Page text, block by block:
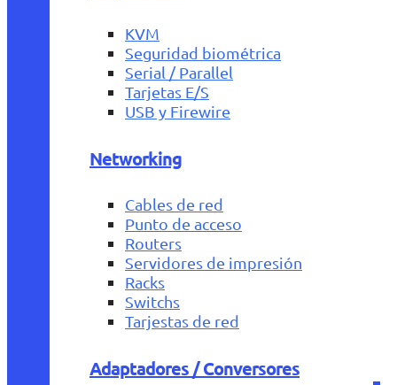
KVM
Seguridad biométrica
Serial / Parallel
Tarjetas E/S
USB y Firewire
Networking
Cables de red
Punto de acceso
Routers
Servidores de impresión
Racks
Switchs
Tarjestas de red
Adaptadores / Conversores